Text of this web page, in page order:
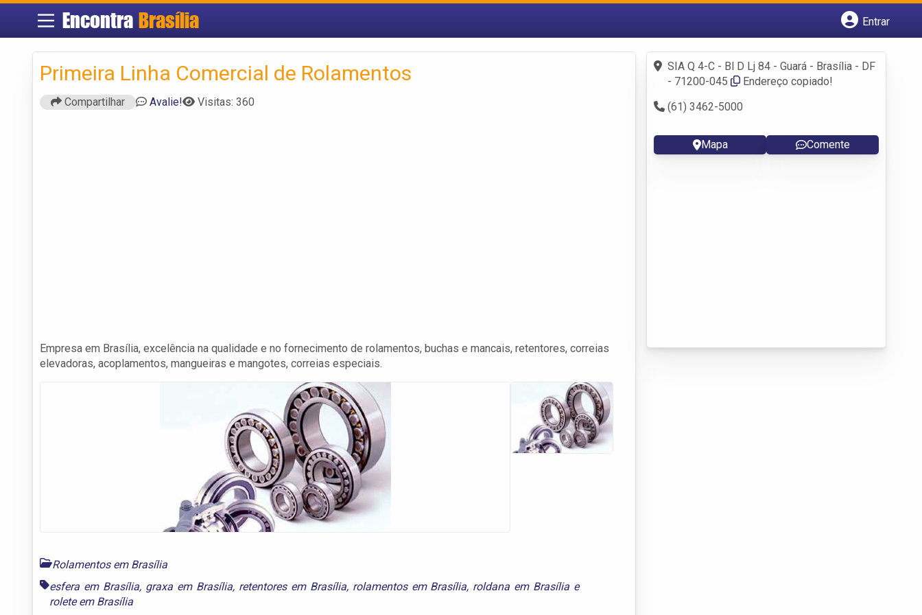
Encontra Brasília
Entrar
Fazer login
Criar conta
Primeira Linha Comercial de Rolamentos
Compartilhar Avalie! Visitas: 360
Empresa em Brasília, excelência na qualidade e no fornecimento de rolamentos, buchas e mancais, retentores, correias
elevadoras, acoplamentos, mangueiras e mangotes, correias especiais.
Rolamentos em Brasília
esfera em Brasília, graxa em Brasília, retentores em Brasília, rolamentos em Brasília, roldana em Brasília e
rolete em Brasília
SIA Q 4-C - Bl D Lj 84 - Guará - Brasília - DF
- 71200-045
Endereço copiado!
(61) 3462-5000
Mapa Comente